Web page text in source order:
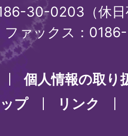
30-0203（休
ファックス：
個人情報の取り
プ
リンク